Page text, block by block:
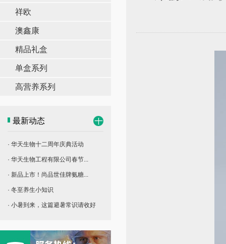
祥欧
澳鑫康
精品礼盒
单盒系列
高营养系列
最新动态
· 华天生物十二周年庆典活动
· 华天生物工程有限公司春节...
· 新品上市！尚品世佳牌氨糖...
· 冬至养生小知识
· 小暑到来，这篇避暑常识请收好